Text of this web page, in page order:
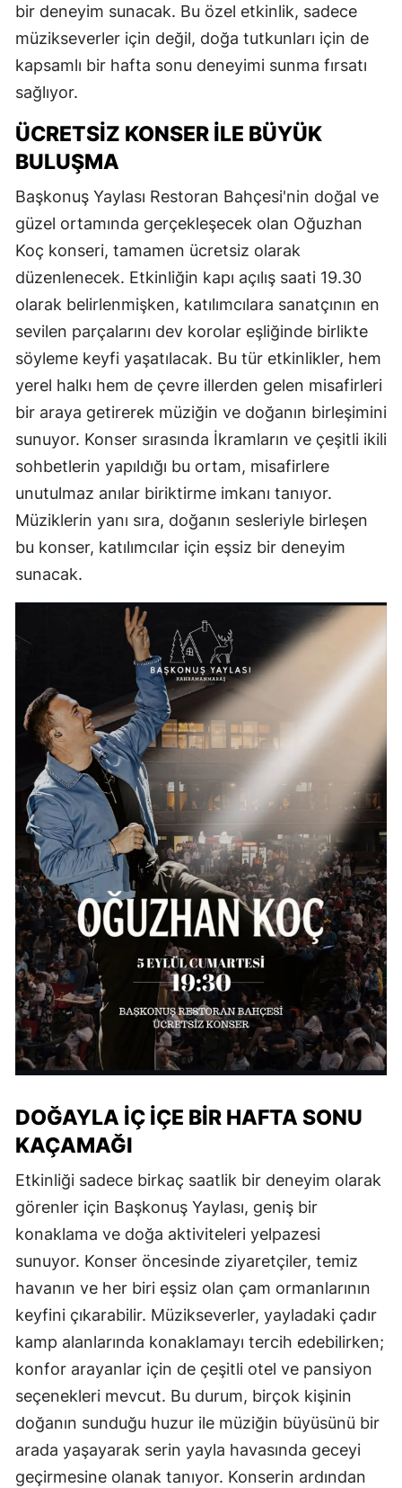
bir deneyim sunacak. Bu özel etkinlik, sadece
müzikseverler için değil, doğa tutkunları için de
kapsamlı bir hafta sonu deneyimi sunma fırsatı
sağlıyor.
ÜCRETSİZ KONSER İLE BÜYÜK
BULUŞMA
Başkonuş Yaylası Restoran Bahçesi'nin doğal ve
güzel ortamında gerçekleşecek olan Oğuzhan
Koç konseri, tamamen ücretsiz olarak
düzenlenecek. Etkinliğin kapı açılış saati 19.30
olarak belirlenmişken, katılımcılara sanatçının en
sevilen parçalarını dev korolar eşliğinde birlikte
söyleme keyfi yaşatılacak. Bu tür etkinlikler, hem
yerel halkı hem de çevre illerden gelen misafirleri
bir araya getirerek müziğin ve doğanın birleşimini
sunuyor. Konser sırasında İkramların ve çeşitli ikili
sohbetlerin yapıldığı bu ortam, misafirlere
unutulmaz anılar biriktirme imkanı tanıyor.
Müziklerin yanı sıra, doğanın sesleriyle birleşen
bu konser, katılımcılar için eşsiz bir deneyim
sunacak.
DOĞAYLA İÇ İÇE BİR HAFTA SONU
KAÇAMAĞI
Etkinliği sadece birkaç saatlik bir deneyim olarak
görenler için Başkonuş Yaylası, geniş bir
konaklama ve doğa aktiviteleri yelpazesi
sunuyor. Konser öncesinde ziyaretçiler, temiz
havanın ve her biri eşsiz olan çam ormanlarının
keyfini çıkarabilir. Müzikseverler, yayladaki çadır
kamp alanlarında konaklamayı tercih edebilirken;
konfor arayanlar için de çeşitli otel ve pansiyon
seçenekleri mevcut. Bu durum, birçok kişinin
doğanın sunduğu huzur ile müziğin büyüsünü bir
arada yaşayarak serin yayla havasında geceyi
geçirmesine olanak tanıyor. Konserin ardından